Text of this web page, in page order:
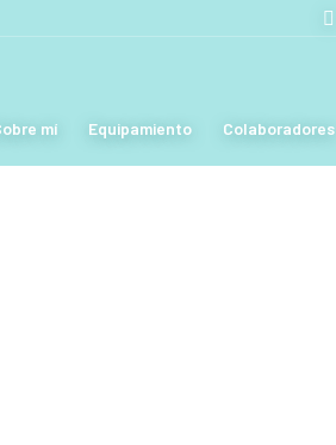
mí Equipamiento Colaboradores